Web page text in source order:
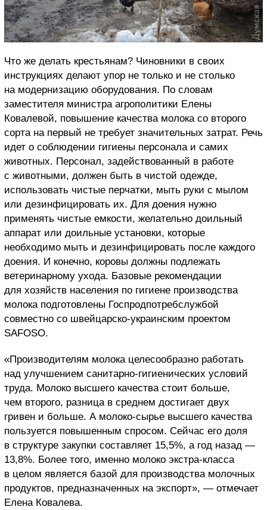
Что же делать крестьянам? Чиновники в своих
инструкциях делают упор не только и не столько
на модернизацию оборудования. По словам
заместителя министра агрополитики Елены
Ковалевой, повышение качества молока со второго
сорта на первый не требует значительных затрат. Речь
идет о соблюдении гигиены персонала и самих
животных. Персонал, задействованный в работе
с животными, должен быть в чистой одежде,
использовать чистые перчатки, мыть руки с мылом
или дезинфицировать их. Для доения нужно
применять чистые емкости, желательно доильный
аппарат или доильные установки, которые
необходимо мыть и дезинфицировать после каждого
доения. И конечно, коровы должны подлежать
ветеринарному ухода. Базовые рекомендации
для хозяйств населения по гигиене производства
молока подготовлены Госпродпотребслужбой
совместно со швейцарско-украинским проектом
SAFOSO.
«Производителям молока целесообразно работать
над улучшением санитарно-гигиенических условий
труда. Молоко высшего качества стоит больше,
чем второго, разница в среднем достигает двух
гривен и больше. А молоко-сырье высшего качества
пользуется повышенным спросом. Сейчас его доля
в структуре закупки составляет 15,5%, а год назад —
13,8%. Более того, именно молоко экстра-класса
в целом является базой для производства молочных
продуктов, предназначенных на экспорт», — отмечает
Елена Ковалева.